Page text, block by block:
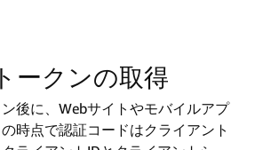
ークンの取得
後に、Webサイトやモバイルアプ
時点で認証コードはクライアント